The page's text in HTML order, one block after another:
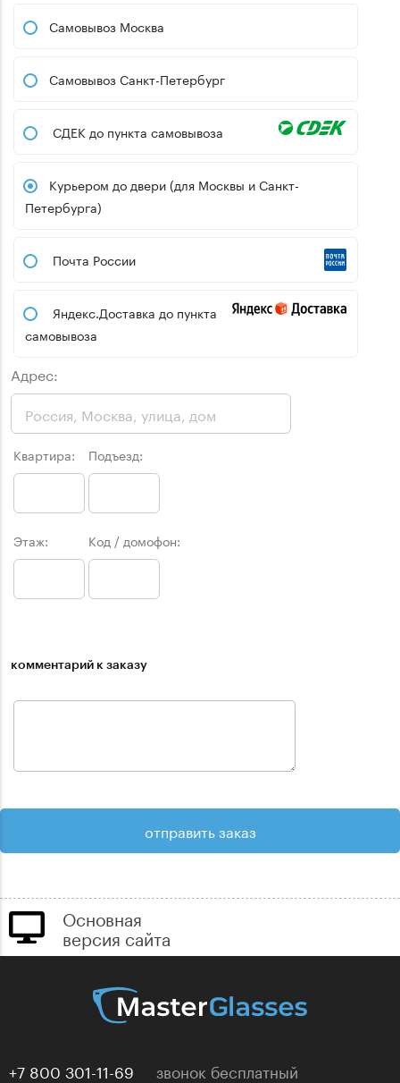
Самовывоз Москва
Самовывоз Санкт-Петербург
СДЕК до пункта самовывоза
Курьером до двери (для Москвы и Санкт-
Петербурга)
Почта России
Яндекс.Доставка до пункта
самовывоза
Адрес:
Квартира: Подъезд:
Этаж: Код / домофон:
комментарий к заказу
Основная
версия сайта
+7 800 301-11-69 звонок бесплатный